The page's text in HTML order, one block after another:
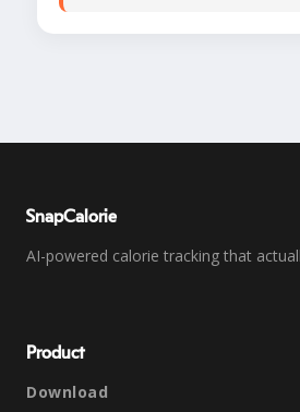
SnapCalorie
AI-powered calorie tracking that
Product
Download